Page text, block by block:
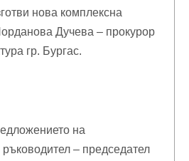
нова комплексна
Дучева – прокурор
гр. Бургас.
на
– председател